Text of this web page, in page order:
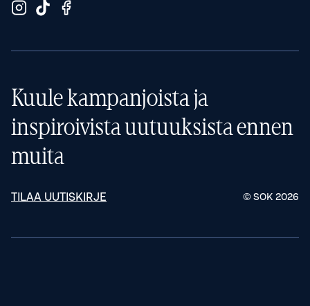
Kuule kampanjoista ja
inspiroivista uutuuksista ennen
muita
TILAA UUTISKIRJE © SOK 2026